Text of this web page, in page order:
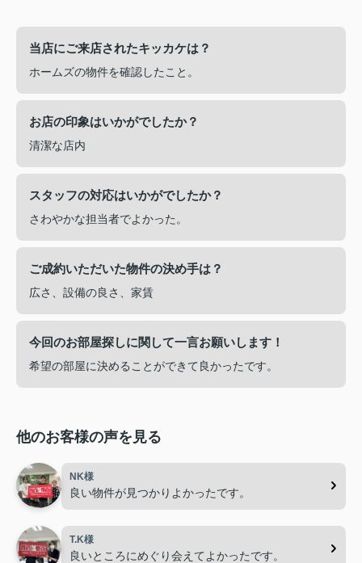
当店にご来店されたキッカケは？
ホームズの物件を確認したこと。
お店の印象はいかがでしたか？
清潔な店内
スタッフの対応はいかがでしたか？
さわやかな担当者でよかった。
ご成約いただいた物件の決め手は？
広さ、設備の良さ、家賃
今回のお部屋探しに関して一言お願いします！
希望の部屋に決めることができて良かったです。
他のお客様の声を見る
NK様
良い物件が見つかりよかったです。
T.K様
良いところにめぐり会えてよかったです。